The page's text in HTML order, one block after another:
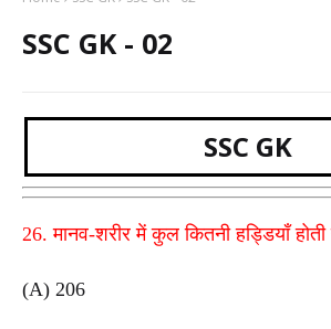
SSC GK - 02
SSC GK
26. मानव-शरीर में कुल कितनी हड्डियाँ होती
(A) 206